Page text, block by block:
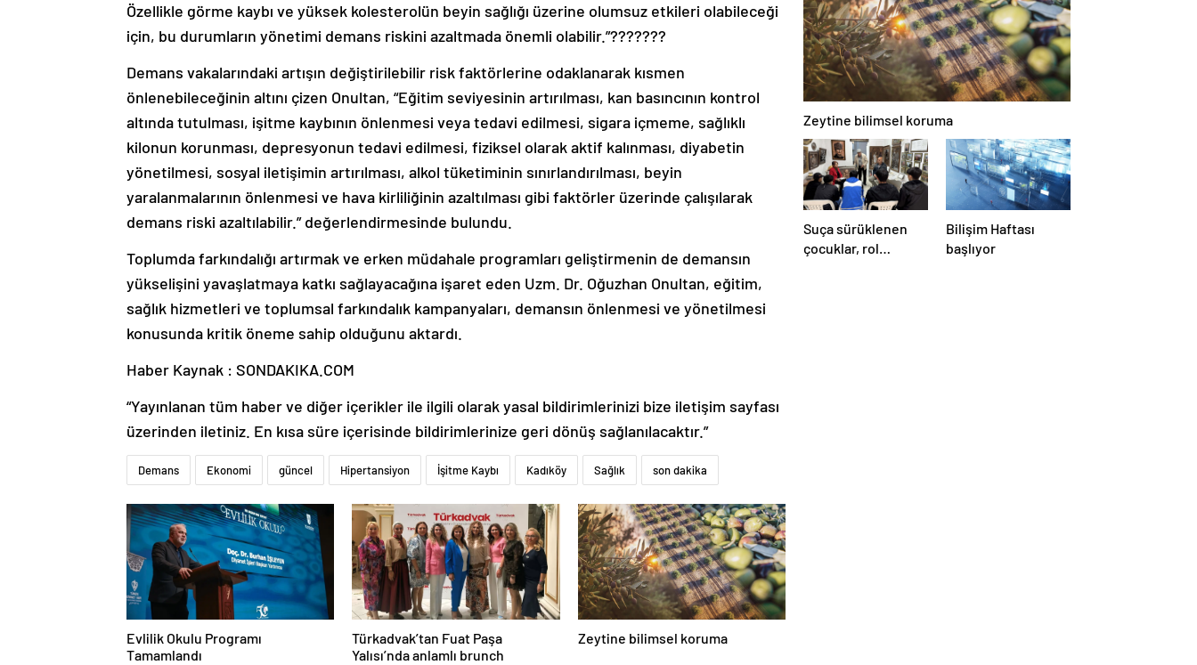
Özellikle görme kaybı ve yüksek kolesterolün beyin sağlığı üzerine olumsuz etkileri olabileceği
için, bu durumların yönetimi demans riskini azaltmada önemli olabilir.”???????
Demans vakalarındaki artışın değiştirilebilir risk faktörlerine odaklanarak kısmen
önlenebileceğinin altını çizen Onultan, “Eğitim seviyesinin artırılması, kan basıncının kontrol
altında tutulması, işitme kaybının önlenmesi veya tedavi edilmesi, sigara içmeme, sağlıklı
kilonun korunması, depresyonun tedavi edilmesi, fiziksel olarak aktif kalınması, diyabetin
yönetilmesi, sosyal iletişimin artırılması, alkol tüketiminin sınırlandırılması, beyin
yaralanmalarının önlenmesi ve hava kirliliğinin azaltılması gibi faktörler üzerinde çalışılarak
demans riski azaltılabilir.” değerlendirmesinde bulundu.
Toplumda farkındalığı artırmak ve erken müdahale programları geliştirmenin de demansın
yükselişini yavaşlatmaya katkı sağlayacağına işaret eden Uzm. Dr. Oğuzhan Onultan, eğitim,
sağlık hizmetleri ve toplumsal farkındalık kampanyaları, demansın önlenmesi ve yönetilmesi
konusunda kritik öneme sahip olduğunu aktardı.
Haber Kaynak : SONDAKIKA.COM
“Yayınlanan tüm haber ve diğer içerikler ile ilgili olarak yasal bildirimlerinizi bize iletişim sayfası
üzerinden iletiniz. En kısa süre içerisinde bildirimlerinize geri dönüş sağlanılacaktır.”
Demans Ekonomi güncel Hipertansiyon İşitme Kaybı Kadıköy Sağlık son dakika
Evlilik Okulu Programı
Tamamlandı
Türkadvak’tan Fuat Paşa
Yalısı’nda anlamlı brunch
Zeytine bilimsel koruma
Zeytine bilimsel koruma
Suça sürüklenen
çocuklar, rol
Bilişim Haftası
başlıyor